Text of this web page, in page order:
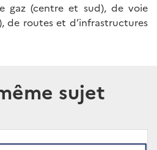
gaz (centre et sud), de voie
de routes et d’infrastructures
sujet